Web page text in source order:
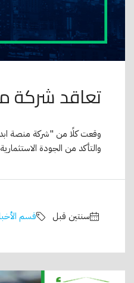
تعاقد شركة
وقعت كلًا من "شركة منصة ابدأ
والتأكد من الجودة
‏سنتين قبل قسم